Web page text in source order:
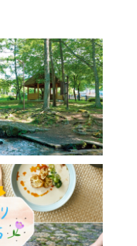
その他施設 ごはん